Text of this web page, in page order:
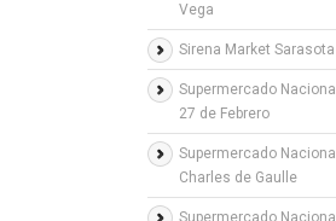
Vega
Sirena Market Sarasota
Supermercado Nacional
27 de Febrero
Supermercado Nacional
Charles de Gaulle
Supermercado Nacional